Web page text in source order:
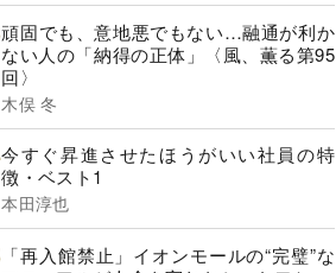
頑固でも、意地悪でもない…融通が利か
ない人の「納得の正体」〈風、薫る第95
回〉
木俣 冬
今すぐ昇進させたほうがいい社員の特
徴・ベスト1
本田淳也
「再入館禁止」イオンモールの“完璧”な